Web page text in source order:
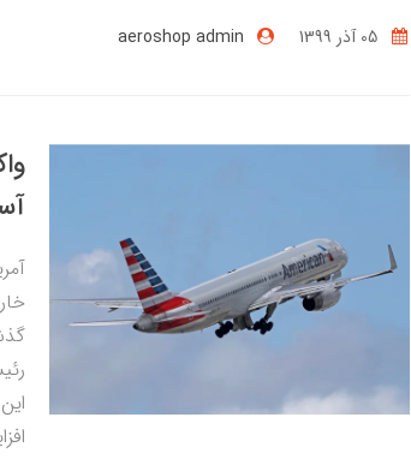
aeroshop admin